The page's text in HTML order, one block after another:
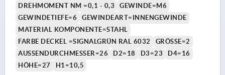
DREHMOMENT NM =0,1 - 0,3
GEWINDE=M6
GEWINDETIEFE=6
GEWINDEART=INNENGEWINDE
MATERIAL KOMPONENTE=STAHL
FARBE DECKEL =SIGNALGRÜN RAL 6032
GRÖSSE=2
AUSSENDURCHMESSER=26
D2=18 D3=23
D4=16
HÖHE=27
H1=10,5